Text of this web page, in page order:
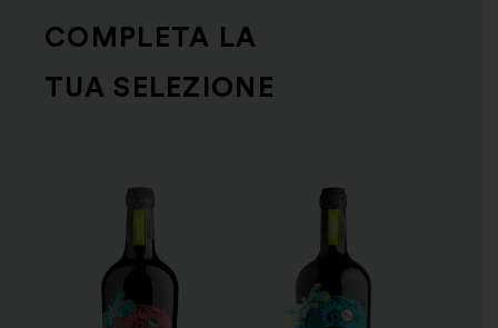
COMPLETA LA
TUA SELEZIONE